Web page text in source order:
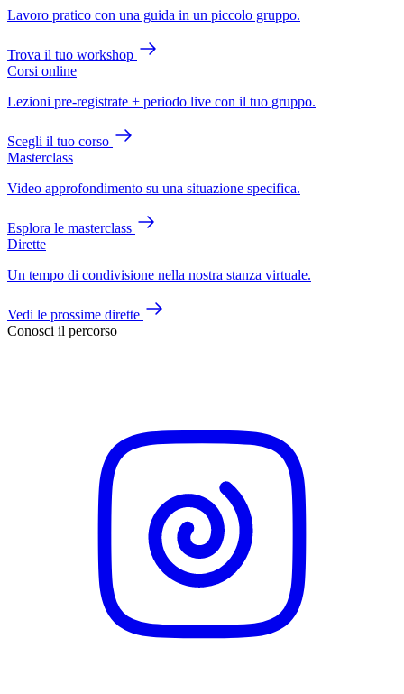
Lavoro pratico con una guida in un piccolo gruppo.
Trova il tuo workshop
Corsi online
Lezioni pre-registrate + periodo live con il tuo gruppo.
Scegli il tuo corso
Masterclass
Video approfondimento su una situazione specifica.
Esplora le masterclass
Dirette
Un tempo di condivisione nella nostra stanza virtuale.
Vedi le prossime dirette
Conosci il percorso